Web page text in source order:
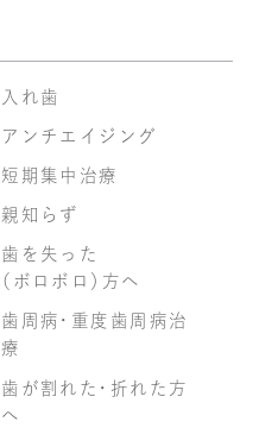
入れ歯
アンチエイジング
短期集中治療
親知らず
歯を失った
（ボロボロ）方へ
歯周病・重度歯周病治
療
歯が割れた・折れた方
へ